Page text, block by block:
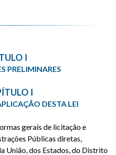
I
PRELIMINARES
I
DESTA LEI
gerais de licitação e
Públicas diretas,
União, dos Estados, do Distrito